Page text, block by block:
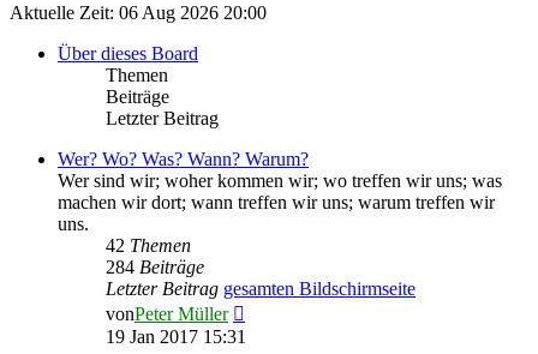
Aktuelle Zeit: 06 Aug 2026 20:00
Über dieses Board
Themen
Beiträge
Letzter Beitrag
Wer? Wo? Was? Wann? Warum?
Wer sind wir; woher kommen wir; wo treffen wir uns; was
machen wir dort; wann treffen wir uns; warum treffen wir
uns.
42 Themen
284 Beiträge
Letzter Beitrag gesamten Bildschirmseite
vonPeter Müller
19 Jan 2017 15:31